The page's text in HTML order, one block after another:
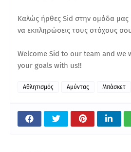
Καλώς ήρθες Sid στην ομάδα μας
να εκπληρώσεις τους στόχους
Welcome Sid to our team and we
your goals with us!!
Αθλητισμός Αμύντας Μπάσκετ